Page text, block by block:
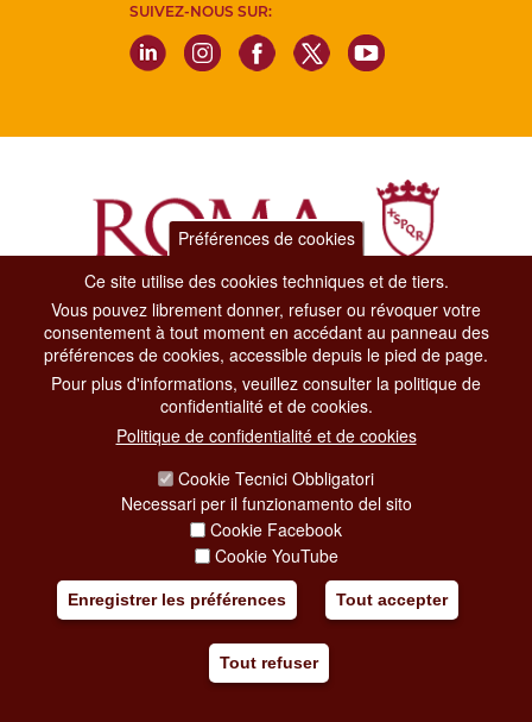
SUIVEZ-NOUS SUR:
Dipartimento Grandi Eventi, Sport, Turismo e Moda.
Via di San Basilio, 51
00187 Roma
CONTACT CENTER TEL. 06 06 08
CONTATTA LA REDAZIONE
SOCIAL MEDIA POLICY
COPYRIGHT
Préférences de cookies
Ce site utilise des cookies techniques et de tiers.
Vous pouvez librement donner, refuser ou révoquer votre
consentement à tout moment en accédant au panneau des
préférences de cookies, accessible depuis le pied de page.
Pour plus d'informations, veuillez consulter la politique de
confidentialité et de cookies.
Politique de confidentialité et de cookies
Cookie Tecnici Obbligatori
Necessari per il funzionamento del sito
Cookie Facebook
Cookie YouTube
Enregistrer les préférences Tout accepter
Tout refuser